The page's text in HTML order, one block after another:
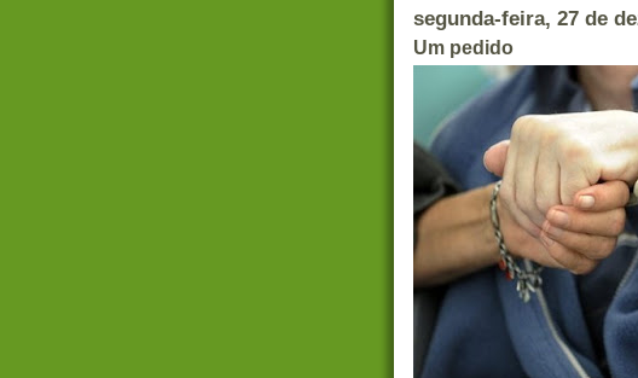
segunda-feira, 27 de
Um pedido